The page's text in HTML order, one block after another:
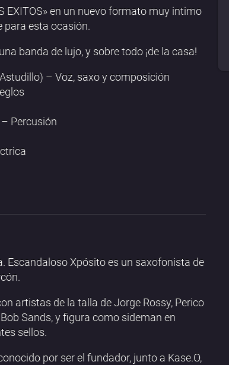
EXITOS» en un nuevo formato muy intimo
para esta ocasión.
banda de lujo, y sobre todo ¡de la casa!
– Voz, saxo y composición
Percusión
Escandaloso Xpósito es un saxofonista de
artistas de la talla de Jorge Rossy, Perico
Sands, y figura como sideman en
sellos.
por ser el fundador, junto a Kase.O,